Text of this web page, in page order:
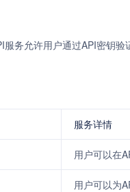
服务允许用户通过API密钥
服务详情
用户可以在
用户可以为